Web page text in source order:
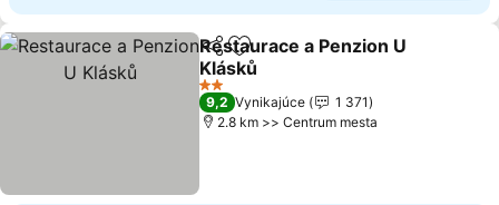
ZdieľaťPridať do obľúbených
Restaurace a Penzion U
Klásků
2 Počet hviezdičiek
9,2 Vynikajúce
1 371
2.8 km >> Centrum mesta